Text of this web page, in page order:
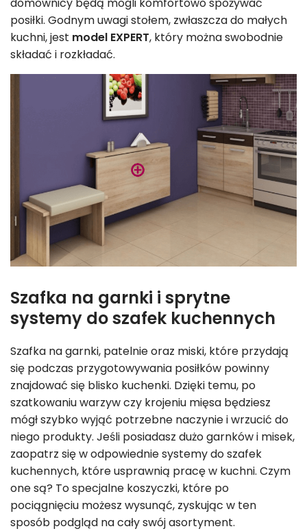
posiłki. Godnym uwagi stołem, zwłaszcza do małych
kuchni, jest model EXPERT, który można swobodnie
składać i rozkładać.
Szafka na garnki i sprytne
systemy do szafek kuchennych
Szafka na garnki, patelnie oraz miski, które przydają
się podczas przygotowywania posiłków powinny
znajdować się blisko kuchenki. Dzięki temu, po
szatkowaniu warzyw czy krojeniu mięsa będziesz
mógł szybko wyjąć potrzebne naczynie i wrzucić do
niego produkty. Jeśli posiadasz dużo garnków i misek,
zaopatrz się w odpowiednie systemy do szafek
kuchennych, które usprawnią pracę w kuchni. Czym
one są? To specjalne koszyczki, które po
pociągnięciu możesz wysunąć, zyskując w ten
sposób podgląd na cały swój asortyment.